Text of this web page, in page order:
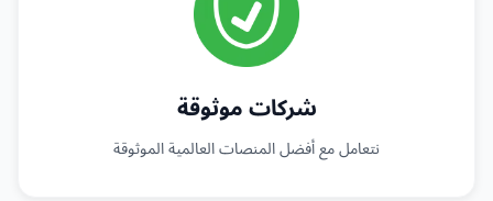
شركات موثوقة
نتعامل مع أفضل المنصات العالمية الموثوقة